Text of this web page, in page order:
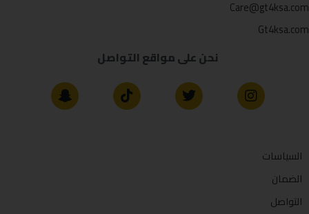
Care@gt4ksa.com
Gt4ksa.com
نحن على مواقع التواصل
السياسات
الضمان
التواصل